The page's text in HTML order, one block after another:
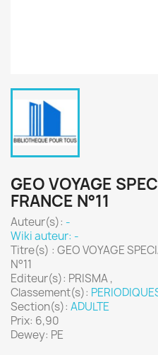
GEO VOYAGE
FRANCE N°11
Auteur(s): -
Wiki auteur: -
Titre(s) : GEO VOYAGE
N°11
Editeur(s): PRISMA ,
Classement(s):
Section(s): ADULTE
Prix: 6,90
Dewey: PE